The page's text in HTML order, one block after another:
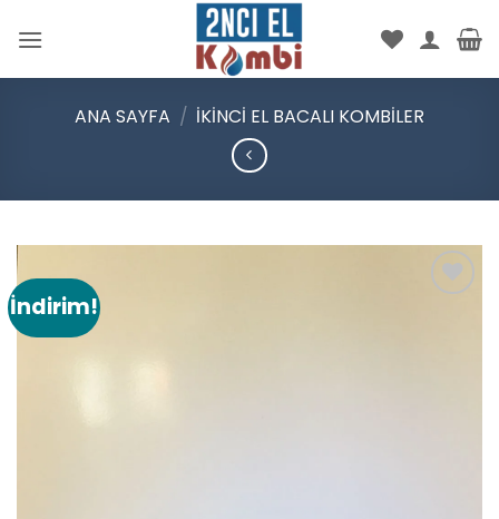
atla
ANA SAYFA / İKINCI EL BACALI KOMBILER
İndirim!